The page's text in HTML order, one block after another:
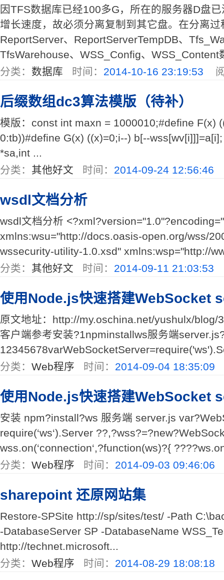
因TFS数据库已经100多G，所在的服务器D盘
增长速度，故必须分离复制到其它盘。在分离
ReportServer、ReportServerTempDB、
TfsWarehouse、WSS_Config、WSS_Content
分类： 数据库 时间： 2014-10-16 23:19:53 阅
后缀数组dc3算法模版（待补）
模版：const int maxn = 1000010;#define F(x)
0:tb))#define G(x) ((x)=0;i--) b[--
*sa,int ...
分类： 其他好文 时间： 2014-09-24 12:56:46
wsdl文档分析
wsdl文档分析
xmlns:wsu="http://docs.oasis-open.org/wss/
wssecurity-utility-1.0.xsd" xmlns:wsp="http://
分类： 其他好文 时间： 2014-09-11 21:03:53
使用Node.js快速搭建WebSocket
原文地址：http://my.oschina.net/yushulx/blog/
客户端参考安装?1npminstallws服务端
分类： Web程序 时间： 2014-09-04 18:35:09
使用Node.js快速搭建WebSocket
安装 npm?install?ws 服务端 server.js
require(‘ws‘).Server
wss.on(‘connection‘,?function(ws)?{
分类： Web程序 时间： 2014-09-03 09:46:06
sharepoint 还原网站集
Restore-SPSite http://sp/sites/test/ -Path
-DatabaseServer SP -DatabaseName
http://technet.microsoft...
分类： Web程序 时间： 2014-08-29 18:08:18